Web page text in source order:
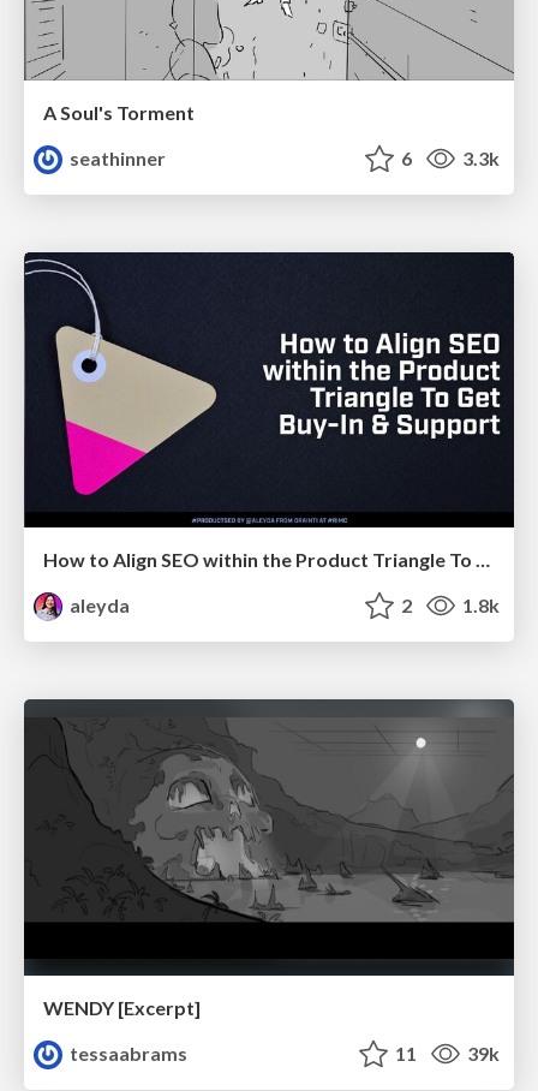
A Soul's Torment
seathinner
6 3.3k
How to Align SEO within the Product Triangle To Get Buy-In & Support - #RIMC
aleyda
2 1.8k
WENDY [Excerpt]
tessaabrams
11 39k